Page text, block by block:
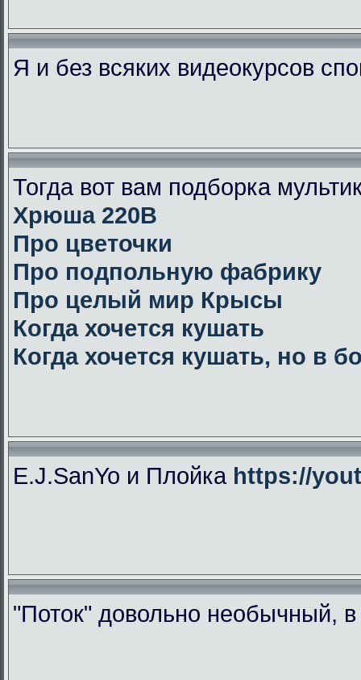
Я и без всяких видеокурсов
Тогда вот вам подборка
Хрюша 220В
Про цветочки
Про подпольную фабрику
Про целый мир Крысы
Когда хочется кушать
Когда хочется кушать, но в
E.J.SanYo и Плойка https://
"Поток" довольно необычный,